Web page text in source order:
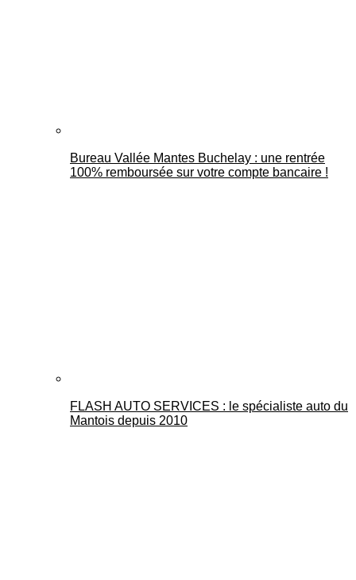
Bureau Vallée Mantes Buchelay : une rentrée
100% remboursée sur votre compte bancaire !
FLASH AUTO SERVICES : le spécialiste auto du
Mantois depuis 2010